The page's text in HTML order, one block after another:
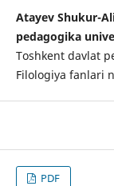
Atayev Shukur-
pedagogika
Toshkent davlat
Filologiya fanlari
PDF